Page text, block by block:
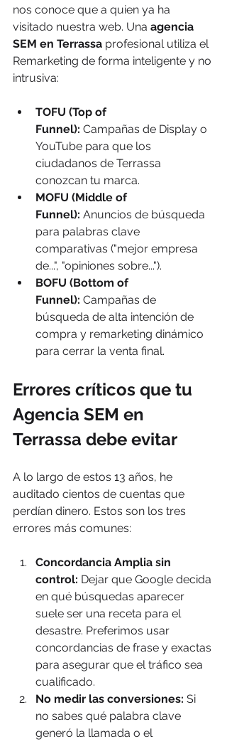
nos conoce que a quien ya ha
visitado nuestra web. Una agencia
SEM en Terrassa profesional utiliza el
Remarketing de forma inteligente y no
intrusiva:
TOFU (Top of
Funnel): Campañas de Display o
YouTube para que los
ciudadanos de Terrassa
conozcan tu marca.
MOFU (Middle of
Funnel): Anuncios de búsqueda
para palabras clave
comparativas ("mejor empresa
de...", "opiniones sobre...").
BOFU (Bottom of
Funnel): Campañas de
búsqueda de alta intención de
compra y remarketing dinámico
para cerrar la venta final.
Errores críticos que tu
Agencia SEM en
Terrassa debe evitar
A lo largo de estos 13 años, he
auditado cientos de cuentas que
perdían dinero. Estos son los tres
errores más comunes:
Concordancia Amplia sin
control: Dejar que Google decida
en qué búsquedas aparecer
suele ser una receta para el
desastre. Preferimos usar
concordancias de frase y exactas
para asegurar que el tráfico sea
cualificado.
No medir las conversiones: Si
no sabes qué palabra clave
generó la llamada o el